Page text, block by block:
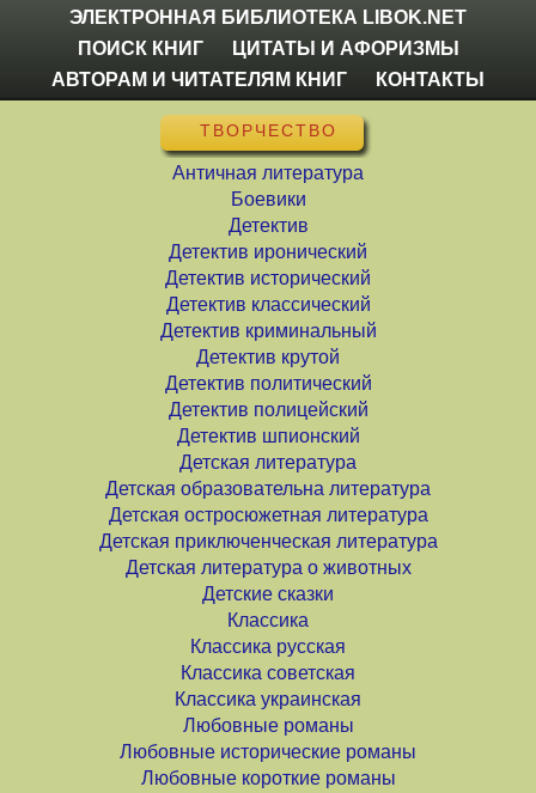
ЭЛЕКТРОННАЯ БИБЛИОТЕКА LIBOK.NET
ПОИСК КНИГ
ЦИТАТЫ И АФОРИЗМЫ
АВТОРАМ И ЧИТАТЕЛЯМ КНИГ
КОНТАКТЫ
ТВОРЧЕСТВО
Античная литература
Боевики
Детектив
Детектив иронический
Детектив исторический
Детектив классический
Детектив криминальный
Детектив крутой
Детектив политический
Детектив полицейский
Детектив шпионский
Детская литература
Детская образовательна литература
Детская остросюжетная литература
Детская приключенческая литература
Детская литература о животных
Детские сказки
Классика
Классика русская
Классика советская
Классика украинская
Любовные романы
Любовные исторические романы
Любовные короткие романы